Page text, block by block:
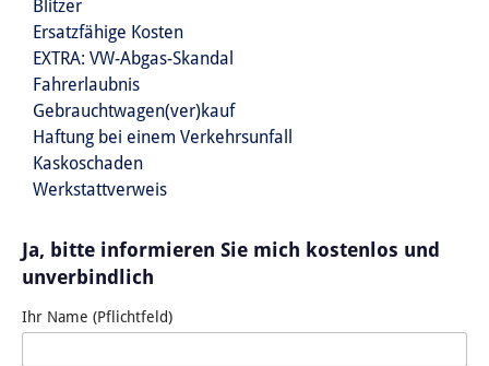
Blitzer
Ersatzfähige Kosten
EXTRA: VW-Abgas-Skandal
Fahrerlaubnis
Gebrauchtwagen(ver)kauf
Haftung bei einem Verkehrsunfall
Kaskoschaden
Werkstattverweis
Ja, bitte informieren Sie mich kostenlos und
unverbindlich
Ihr Name (Pflichtfeld)